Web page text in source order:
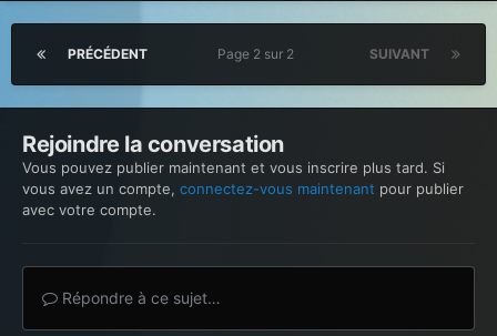
PRÉCÉDENT SUIVANT
Page 2 sur 2
Rejoindre la conversation
Vous pouvez publier maintenant et vous inscrire plus tard. Si
vous avez un compte, connectez-vous maintenant pour publier
avec votre compte.
Répondre à ce sujet…